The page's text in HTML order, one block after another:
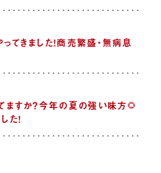
てきました！商売繁盛・無病息
ますか？今年の夏の強い味方🌻
た！